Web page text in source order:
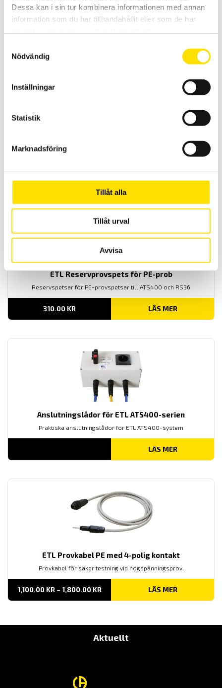
Dessa kan i sin tur kombinera informationen med annan
information som du har tillhandahållit eller som de har
Nödvändig
Inställningar
Statistik
Marknadsföring
Tillåt alla
Tillåt urval
Avvisa
LÄS MER
ETL Provkabel HV med HVP06N-kontakt (1-polig) och
Kabel för högspänningsprov. Anpassad för UH28C och UG28C.
ETL Reservprovspets för PE-prob
Reservspetsar för PE-provspetsar till ATS400 och RS36
310.00 KR LÄS MER
Anslutningslådor för ETL ATS400-serien
Praktiska anslutningslådor för ETL ATS400-system
LÄS MER
ETL Provkabel PE med 4-polig kontakt
Provkabel för säker testning vid högspänningsprov.
1,100.00 KR – 1,800.00 KRPRISINTERVALL:
TILL
LÄS MER
Aktuellt